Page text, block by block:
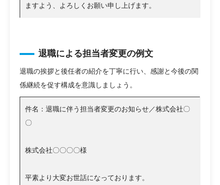
ますよう、よろしくお願い申し上げます。
退職による担当者変更の例文
退職の挨拶と後任者の紹介を丁寧に行い、感謝と今後の関
係継続を促す構成を意識しましょう。
件名：退職に伴う担当者変更のお知らせ／株式会社〇
〇
株式会社〇〇〇〇様
平素より大変お世話になっております。